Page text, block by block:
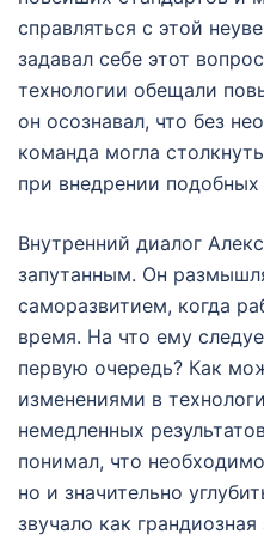
справляться с этой
задавал себе этот
технологии обещали
он осознавал, что без
команда могла
при внедрении подобных
Внутренний диалог
запутанным. Он
саморазвитием, когда
время. На что ему
первую очередь? Как
изменениями в
немедленных
понимал, что
но и значительно
звучало как